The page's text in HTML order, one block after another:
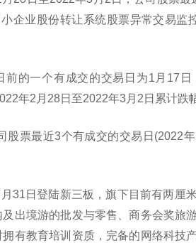
企业股份转让系统股票异常交易监
的一个有成交的交易日为1月17日
年2月28日至2022年3月2日累计跌
股票最近3个有成交的交易日(2022
31日登陆新三板，旗下目前有两厘
出境游的批发与零售、商务会奖旅
有教育培训资质，完备的网络科技